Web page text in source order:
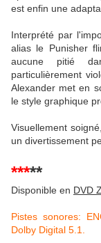
est enfin une
Interprété par
alias le Punisher
aucune pitié
particulièrement
Alexander met en
le style graphique
Visuellement
un divertissement
*****
Disponible en DVD
Pistes sonores:
Dolby Digital 5.1.